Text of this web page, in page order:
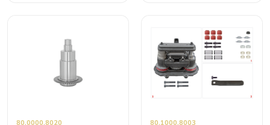
80.0000.8020 80.1000.8003